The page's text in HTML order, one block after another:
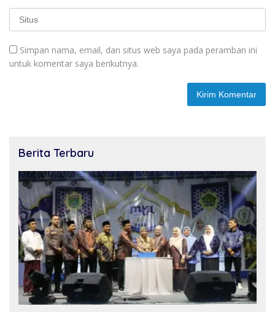
Simpan nama, email, dan situs web saya pada peramban ini
untuk komentar saya berikutnya.
Berita Terbaru